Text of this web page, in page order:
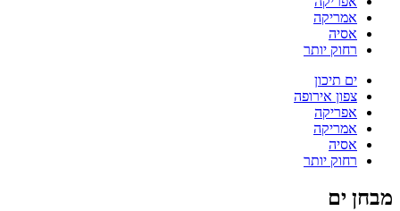
אמריקה
אסיה
רחוק יותר
ים תיכון
צפון אירופה
אפריקה
אמריקה
אסיה
רחוק יותר
מבחן ים